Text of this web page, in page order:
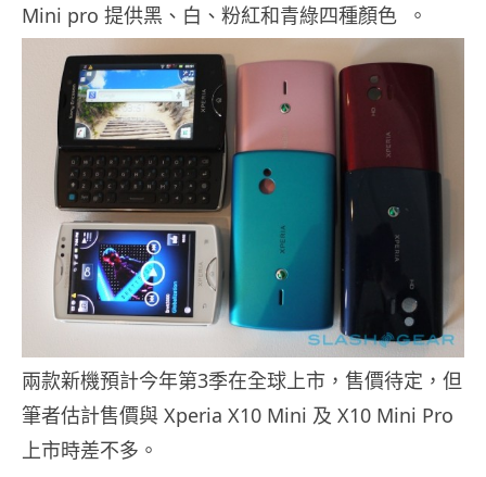
Mini pro 提供黑、白、粉紅和青綠四種顏色 。
兩款新機預計今年第3季在全球上市，售價待定，但
筆者估計售價與 Xperia X10 Mini 及 X10 Mini Pro
上市時差不多。